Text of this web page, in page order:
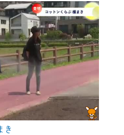
き
リーメールアドレ
・MyIDの新規登
の方は引き続き